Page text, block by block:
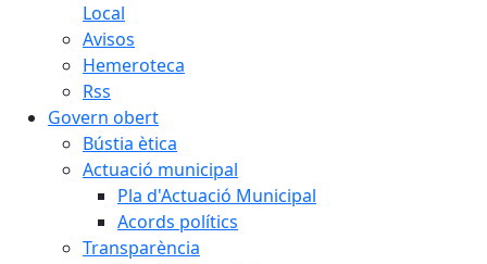
Local
Avisos
Hemeroteca
Rss
Govern obert
Bústia ètica
Actuació municipal
Pla d'Actuació Municipal
Acords polítics
Transparència